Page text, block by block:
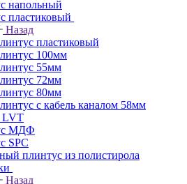
напольный
пластиковый
Назад
пластиковый
100мм
55мм
72мм
80мм
с кабель каналом 58мм
LVT
МДФ
SPC
плинтус из полистирола
Назад